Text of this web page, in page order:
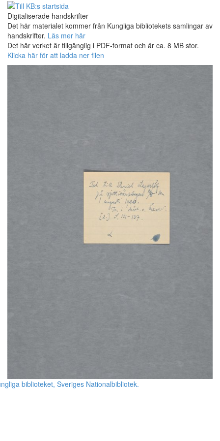
Digitaliserade handskrifter
Det här materialet kommer från Kungliga bibliotekets samlingar av
handskrifter. Läs mer här
Det här verket är tillgänglig i PDF-format och är ca. 8 MB stor.
Klicka här för att ladda ner filen
biblioteket, Sveriges Nationalbibliotek.